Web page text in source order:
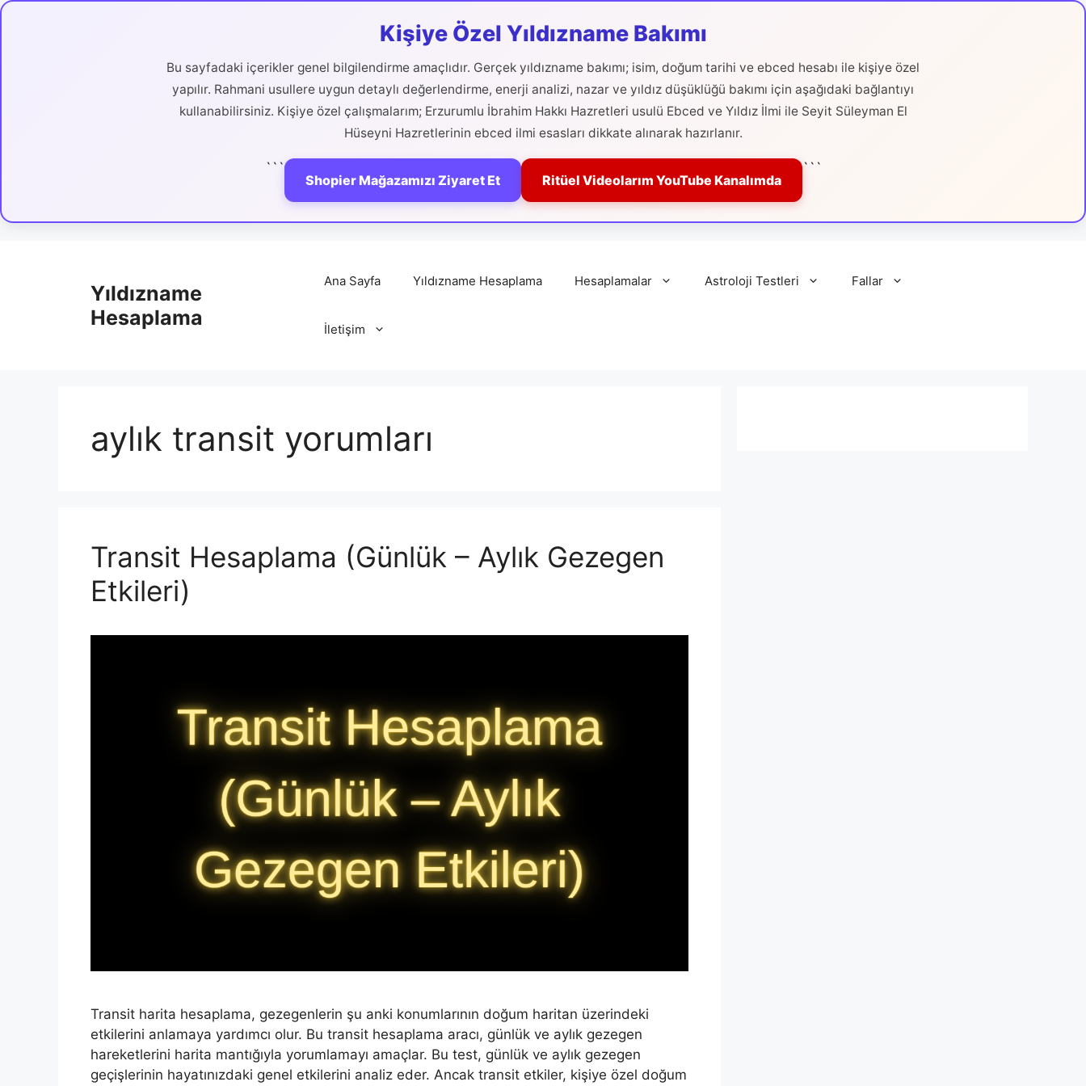
Kişiye Özel Yıldızname Bakımı
Bu sayfadaki içerikler genel bilgilendirme amaçlıdır. Gerçek yıldızname bakımı; isim, doğum tarihi ve ebced hesabı ile kişiye özel
yapılır. Rahmani usullere uygun detaylı değerlendirme, enerji analizi, nazar ve yıldız düşüklüğü bakımı için aşağıdaki bağlantıyı
kullanabilirsiniz. Kişiye özel çalışmalarım; Erzurumlu İbrahim Hakkı Hazretleri usulü Ebced ve Yıldız İlmi ile Seyit Süleyman El
Hüseyni Hazretlerinin ebced ilmi esasları dikkate alınarak hazırlanır.
```
Shopier Mağazamızı Ziyaret Et Ritüel Videolarım YouTube Kanalımda
```
Yıldızname
Hesaplama
Ana Sayfa Yıldızname Hesaplama Hesaplamalar Astroloji Testleri Fallar
İletişim
aylık transit yorumları
Transit Hesaplama (Günlük – Aylık Gezegen
Etkileri)
Transit harita hesaplama, gezegenlerin şu anki konumlarının doğum haritan üzerindeki
etkilerini anlamaya yardımcı olur. Bu transit hesaplama aracı, günlük ve aylık gezegen
hareketlerini harita mantığıyla yorumlamayı amaçlar. Bu test, günlük ve aylık gezegen
geçişlerinin hayatınızdaki genel etkilerini analiz eder. Ancak transit etkiler, kişiye özel doğum